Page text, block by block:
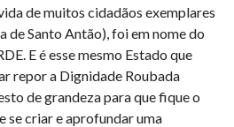
de muitos cidadãos exemplares
de Santo Antão), foi em nome do
E é esse mesmo Estado que
repor a Dignidade Roubada
de grandeza para que fique o
se criar e aprofundar uma